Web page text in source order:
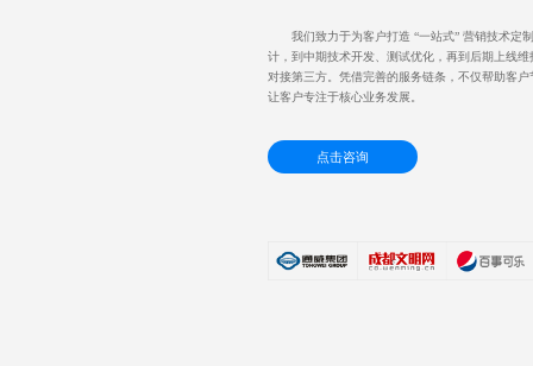
我们致力于为客户打造 “一站式” 营销技术定
计，到中期技术开发、测试优化，再到后期上线
对接第三方。凭借完善的服务链条，不仅帮助客
让客户专注于核心业务发展。​
点击咨询